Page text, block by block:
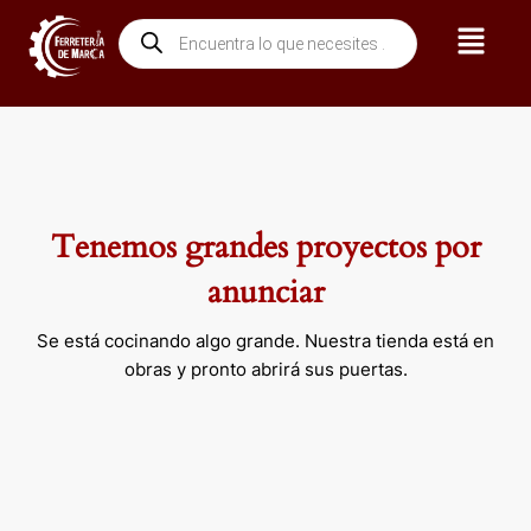
contenido
Búsqueda
de
productos
Menú
Tenemos grandes proyectos por
anunciar
Se está cocinando algo grande. Nuestra tienda está en
obras y pronto abrirá sus puertas.